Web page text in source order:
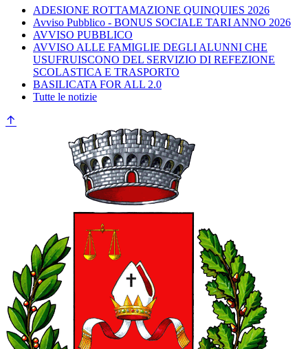
ADESIONE ROTTAMAZIONE QUINQUIES 2026
Avviso Pubblico - BONUS SOCIALE TARI ANNO 2026
AVVISO PUBBLICO
AVVISO ALLE FAMIGLIE DEGLI ALUNNI CHE
USUFRUISCONO DEL SERVIZIO DI REFEZIONE
SCOLASTICA E TRASPORTO
BASILICATA FOR ALL 2.0
Tutte le notizie